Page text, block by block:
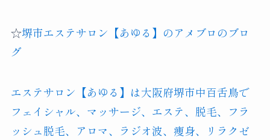
☆堺市エステサロン【あゆる】のアメブロのブロ
グ
エステサロン【あゆる】は大阪府堺市中百舌鳥で
フェイシャル、マッサージ、エステ、脱毛、フラ
ッシュ脱毛、アロマ、ラジオ波、痩身、リラクゼ